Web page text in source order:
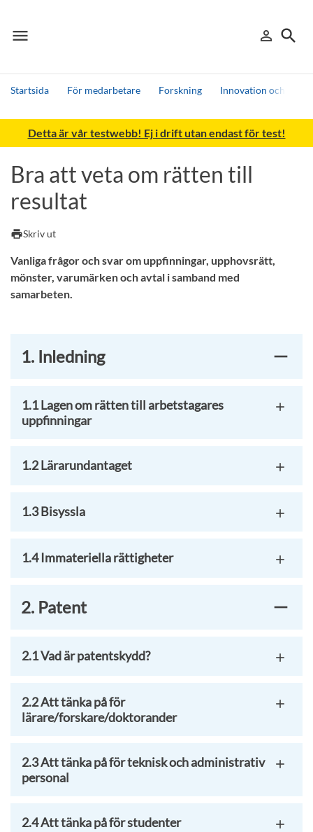
menu
Meny person_outline
Logga in
search
Sök
Startsida För medarbetare Forskning Innovation och
Sök
Andra söktjänster
Detta är vår testwebb! Ej i drift utan endast för test!
Bra att veta om rätten till
resultat
printSkriv ut
Vanliga frågor och svar om uppfinningar, upphovsrätt,
mönster, varumärken och avtal i samband med
samarbeten.
1. Inledning
1.1 Lagen om rätten till arbetstagares
uppfinningar
1.2 Lärarundantaget
1.3 Bisyssla
1.4 Immateriella rättigheter
2. Patent
2.1 Vad är patentskydd?
2.2 Att tänka på för
lärare/forskare/doktorander
2.3 Att tänka på för teknisk och administrativ
personal
2.4 Att tänka på för studenter